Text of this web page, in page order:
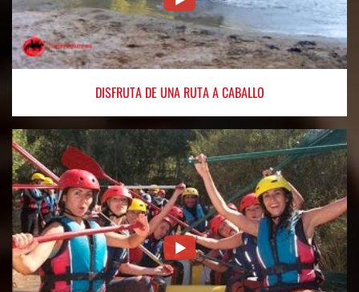
DISFRUTADE UNA RUTA A CABALLO